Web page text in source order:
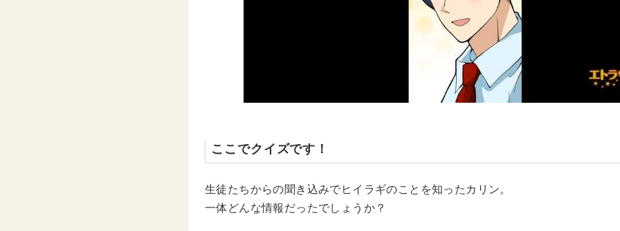
ここでクイズです！
生徒たちからの聞き込みでヒイラギのことを知ったカリン。
一体どんな情報だったでしょうか？